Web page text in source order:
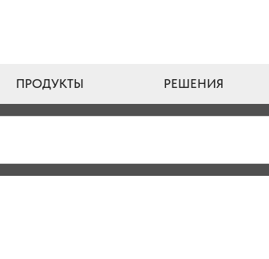
ПРОДУКТЫ РЕШЕНИЯ